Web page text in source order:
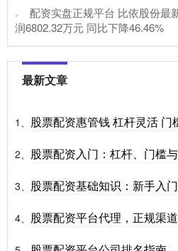
配资实盘正规平台 比依股份最
润6802.32万元 同比下降46.46%
最新文章
1、 股票配资惠管钱 杠杆灵活 门
2、 股票配资入门：杠杆、门槛
3、 股票配资基础知识：新手入
4、 股票配资平台代理，正规渠